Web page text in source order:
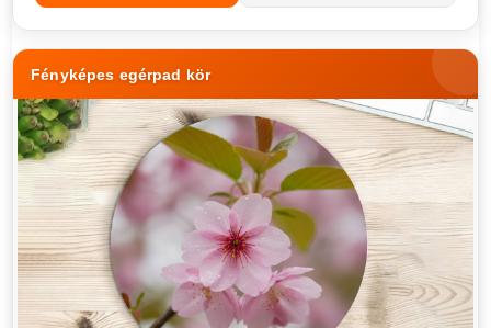
Fényképes egérpad kör